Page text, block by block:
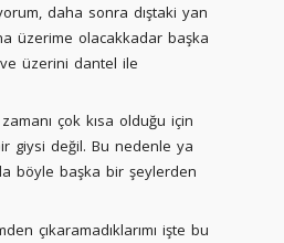
daha sonra dıştaki yan
üzerime olacakkadar başka
üzerini dantel ile
çok kısa olduğu için
giysi değil. Bu nedenle ya
böyle başka bir şeylerden
çıkaramadıklarımı işte bu